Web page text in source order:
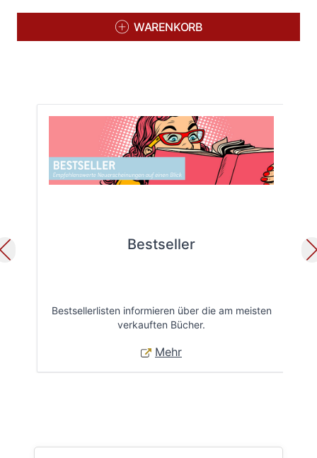
WARENKORB
Bestseller
Bestsellerlisten informieren über die am meisten
verkauften Bücher.
Mehr